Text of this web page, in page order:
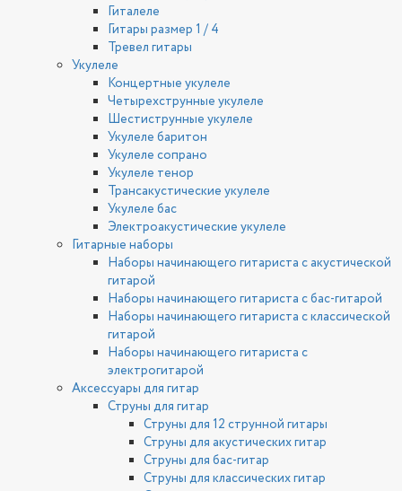
Гиталеле
Гитары размер 1 / 4
Тревел гитары
Укулеле
Концертные укулеле
Четырехструнные укулеле
Шестиструнные укулеле
Укулеле баритон
Укулеле сопрано
Укулеле тенор
Трансакустические укулеле
Укулеле бас
Электроакустические укулеле
Гитарные наборы
Наборы начинающего гитариста с акустической
гитарой
Наборы начинающего гитариста с бас-гитарой
Наборы начинающего гитариста с классической
гитарой
Наборы начинающего гитариста с
электрогитарой
Аксессуары для гитар
Струны для гитар
Струны для 12 струнной гитары
Струны для акустических гитар
Струны для бас-гитар
Струны для классических гитар